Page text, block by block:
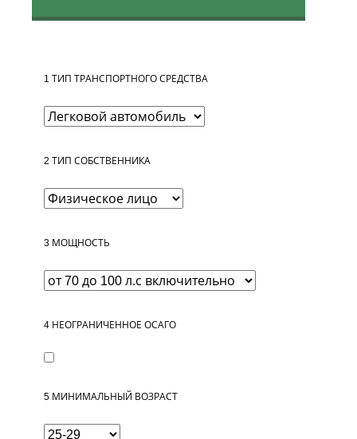
1 ТИП ТРАНСПОРТНОГО СРЕДСТВА
2 ТИП СОБСТВЕННИКА
3 МОЩНОСТЬ
4 НЕОГРАНИЧЕННОЕ ОСАГО
5 МИНИМАЛЬНЫЙ ВОЗРАСТ